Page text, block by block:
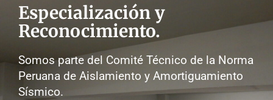
Especialización y
Reconocimiento.
Somos parte del Comité Técnico de la Norma
Peruana de Aislamiento y Amortiguamiento
Sísmico.